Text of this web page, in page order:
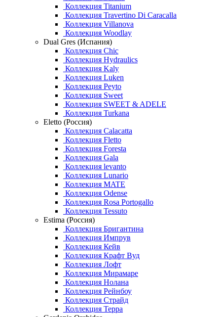
Коллекция Titanium
Коллекция Travertino Di Caracalla
Коллекция Villanova
Коллекция Woodlay
Dual Gres (Испания)
Коллекция Chic
Коллекция Hydraulics
Коллекция Kaly
Коллекция Luken
Коллекция Peyto
Коллекция Sweet
Коллекция SWEET & ADELE
Коллекция Turkana
Eletto (Россия)
Коллекция Calacatta
Коллекция Fletto
Коллекция Foresta
Коллекция Gala
Коллекция levanto
Коллекция Lunario
Коллекция MATE
Коллекция Odense
Коллекция Rosa Portogallo
Коллекция Tessuto
Estima (Россия)
Коллекция Бригантина
Коллекция Импрув
Коллекция Кейв
Коллекция Крафт Вуд
Коллекция Лофт
Коллекция Мирамаре
Коллекция Нолана
Коллекция Рейнбоу
Коллекция Страйд
Коллекция Терра